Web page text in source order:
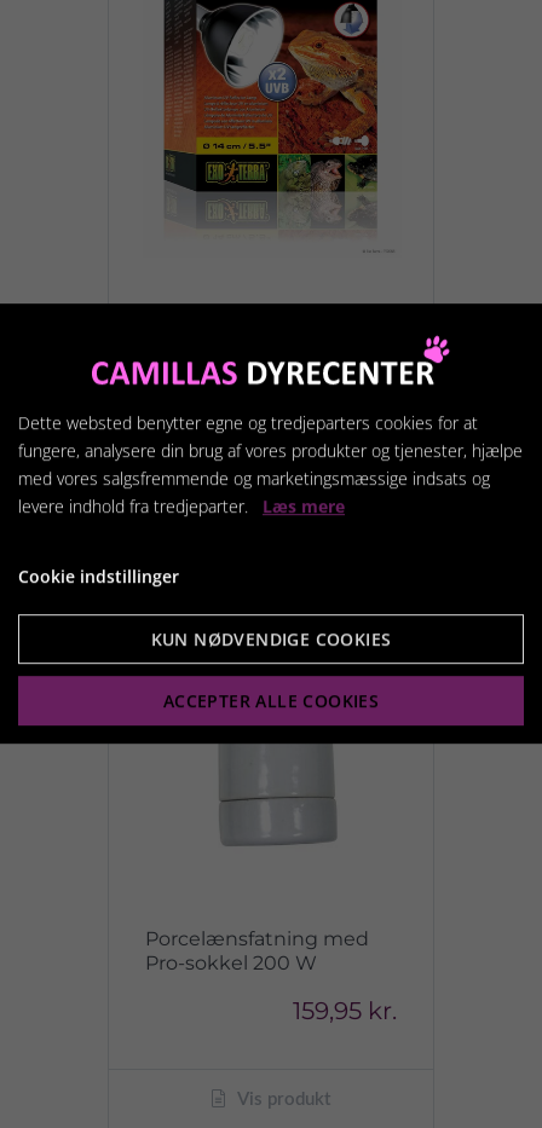
339,95 kr.
Vis produkt
Porcelænsfatning med
Pro-sokkel 200 W
159,95 kr.
Vis produkt
Dette websted benytter egne og tredjeparters cookies for at
fungere, analysere din brug af vores produkter og tjenester, hjælpe
med vores salgsfremmende og marketingsmæssige indsats og
levere indhold fra tredjeparter. Læs mere
Cookie indstillinger
KUN NØDVENDIGE COOKIES
ACCEPTER ALLE COOKIES